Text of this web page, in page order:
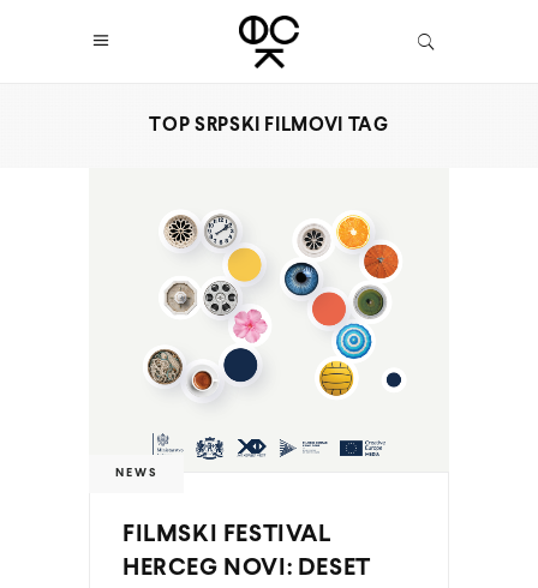
TOP SRPSKI FILMOVI TAG
NEWS
FILMSKI FESTIVAL
HERCEG NOVI: DESET